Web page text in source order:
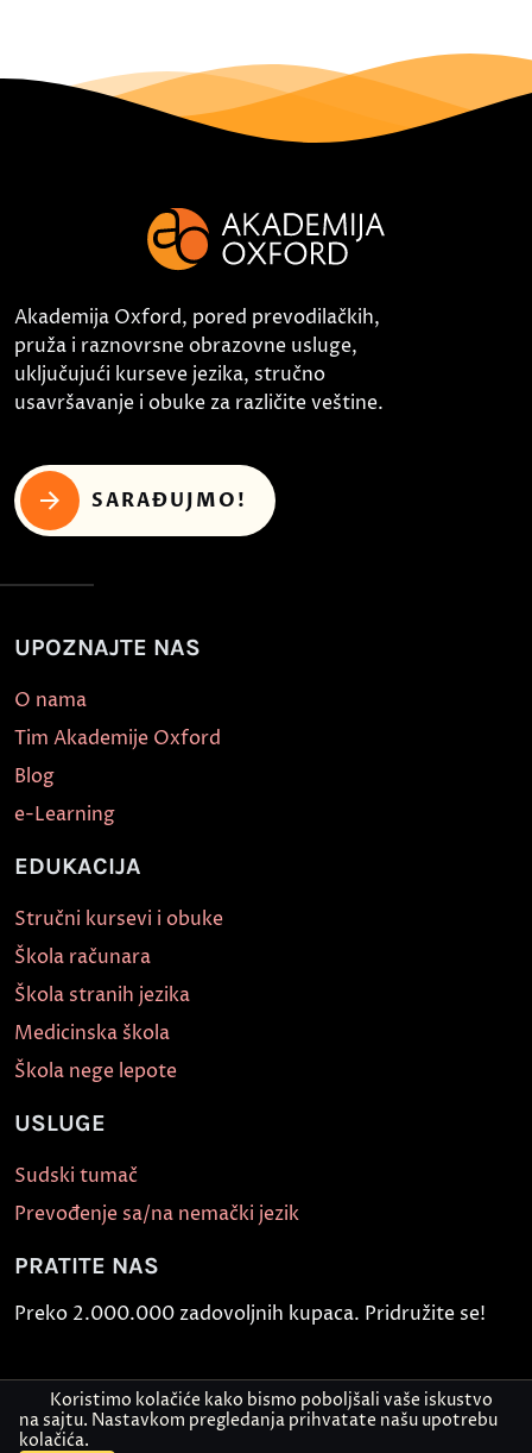
Akademija Oxford, pored prevodilačkih,
pruža i raznovrsne obrazovne usluge,
uključujući kurseve jezika, stručno
usavršavanje i obuke za različite veštine.
SARAĐUJMO!
UPOZNAJTE NAS
O nama
Tim Akademije Oxford
Blog
e-Learning
EDUKACIJA
Stručni kursevi i obuke
Škola računara
Škola stranih jezika
Medicinska škola
Škola nege lepote
USLUGE
Sudski tumač
Prevođenje sa/na nemački jezik
PRATITE NAS
Preko 2.000.000 zadovoljnih kupaca. Pridružite se!
Kontaktirajte nas
Koristimo kolačiće kako bismo poboljšali vaše iskustvo
na sajtu. Nastavkom pregledanja prihvatate našu upotrebu
kolačića.